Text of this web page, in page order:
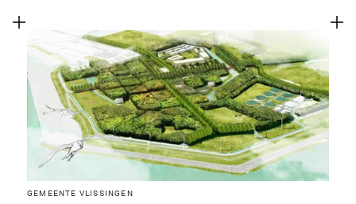
GEMEENTE VLISSINGEN